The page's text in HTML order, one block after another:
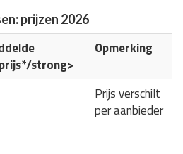
prijzen 2026
strong>
Opmerking
Prijs verschilt
per aanbieder